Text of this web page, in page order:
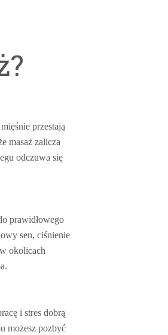
przestają
masaż zalicza
odczuwa się
prawidłowego
sen, ciśnienie
okolicach
i stres dobrą
możesz pozbyć